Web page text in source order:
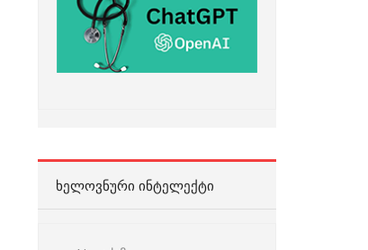
ᲮᲔᲚᲝᲕᲜᲣᲠᲘ ᲘᲜᲢᲔᲚᲔᲥᲢᲘ